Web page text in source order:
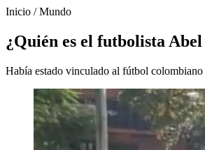
Inicio /Mundo
¿Quién es el futbolista
Había estado vinculado al fútbol